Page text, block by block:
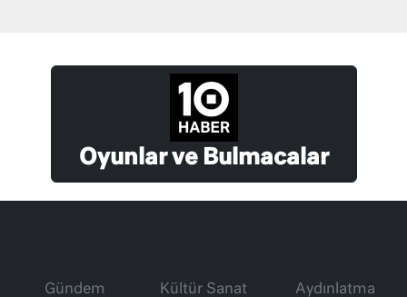
Oyunlar ve Bulmacalar
Gündem
Kültür Sanat
Aydınlatma